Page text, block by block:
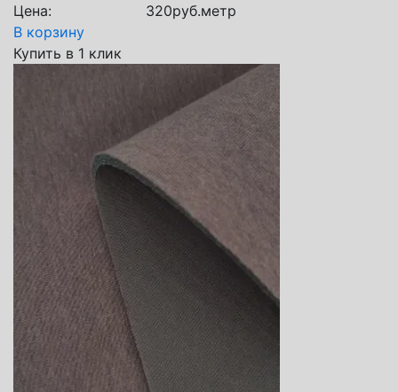
Цена:
320руб.метр
В корзину
Купить в 1 клик